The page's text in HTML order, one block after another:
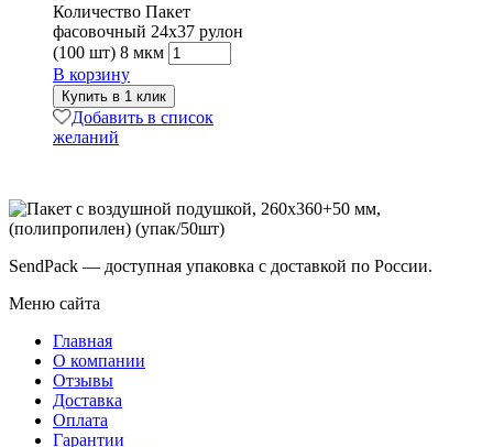
Количество Пакет
фасовочный 24х37 рулон
(100 шт) 8 мкм
В корзину
Купить в 1 клик
Добавить в список
желаний
SendPack — доступная упаковка с доставкой по России.
Меню сайта
Главная
О компании
Отзывы
Доставка
Оплата
Гарантии